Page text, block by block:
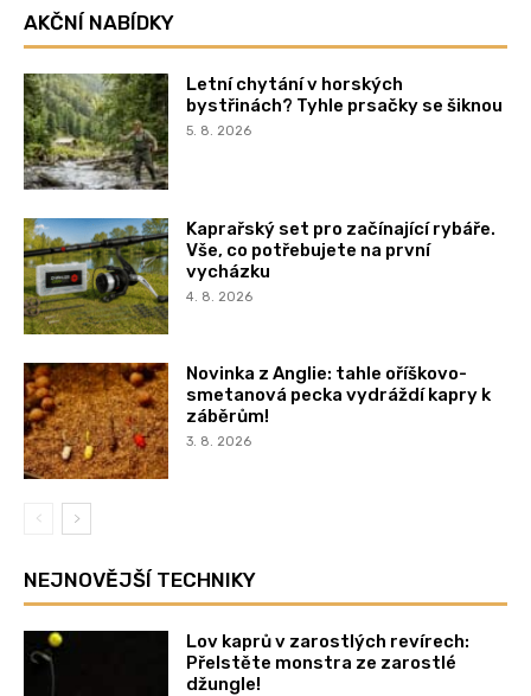
AKČNÍ NABÍDKY
Letní chytání v horských
bystřinách? Tyhle prsačky se šiknou
5. 8. 2026
Kaprařský set pro začínající rybáře.
Vše, co potřebujete na první
vycházku
4. 8. 2026
Novinka z Anglie: tahle oříškovo-
smetanová pecka vydráždí kapry k
záběrům!
3. 8. 2026
NEJNOVĚJŠÍ TECHNIKY
Lov kaprů v zarostlých revírech:
Přelstěte monstra ze zarostlé
džungle!